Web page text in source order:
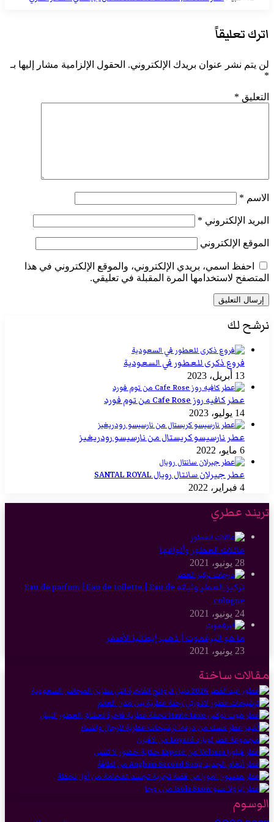
اترك تعليقاً
لن يتم نشر عنوان بريدك الإلكتروني. الحقول الإلزامية مشار إليها بـ
*
التعليق *
الاسم *
البريد الإلكتروني *
الموقع الإلكتروني
احفظ اسمي، بريدي الإلكتروني، والموقع الإلكتروني في هذا
المتصفح لاستخدامها المرة المقبلة في تعليقي.
نرشح لك
فروع ذكرى للعطور في السعودية
13 أبريل، 2023
عطر كافيه روز Cafe Rose من توم فورد
14 يوليو، 2023
عطر نارسيسو كريستال من نارسيسو رودريغيز
6 مايو، 2022
عطر جيرلان سانتال رويال SANTAL ROYAL
4 فبراير، 2022
تريند عطري
عائلات العطور وأنواعها
28 يونيو، 2021
تركيز العطر وثباته Eau de parfum | Eau de toilette | Eau de
cologne
24 يونيو، 2021
ما هو البرغموت | ذهب إيطاليا الأصفر
23 يونيو، 2021
مقالات ساخنة
الوسوم